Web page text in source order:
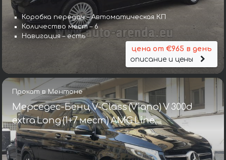
Коробка передач – Автоматическая КП
Количество мест – 6
Навигация – есть
цена от €965 в день
описание и цены
Прокат в Ментоне
Мерседес-Бенц V-Class (Viano) V 300d
extra Long (1+7 мест) AMG Line